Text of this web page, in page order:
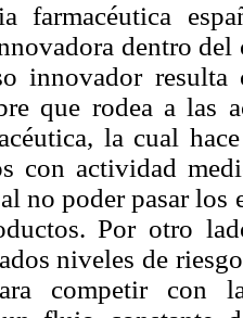
farmacéutica
dentro
innovador
que rodea a las
la cual
con actividad
no poder pasar
Por otro
niveles de
competir con